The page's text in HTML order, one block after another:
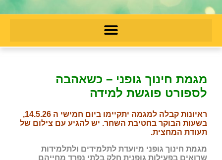
מגמת חינוך גופני – כשאהבה
לספורט פוגשת למידה​
ראיונות קבלה למגמה יתקיימו ביום חמישי ה 14.5.26,
בשעות הבוקר בחטיבת השחר. יש להגיע עם צילום של
תעודת המחצית.
מגמת חינוך גופני מיועדת לתלמידים ולתלמידות
שרואים בפעילות גופנית חלק בלתי נפרד מחייהם